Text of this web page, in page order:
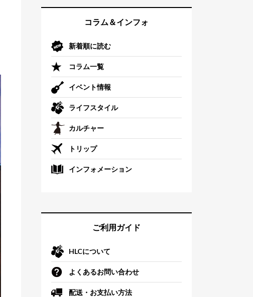
コラム＆インフォ
新着順に読む
コラム一覧
イベント情報
ライフスタイル
カルチャー
トリップ
インフォメーション
ご利用ガイド
HLCについて
よくあるお問い合わせ
配送・お支払い方法